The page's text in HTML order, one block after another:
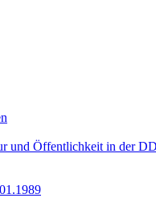
und Öffentlichkeit in der